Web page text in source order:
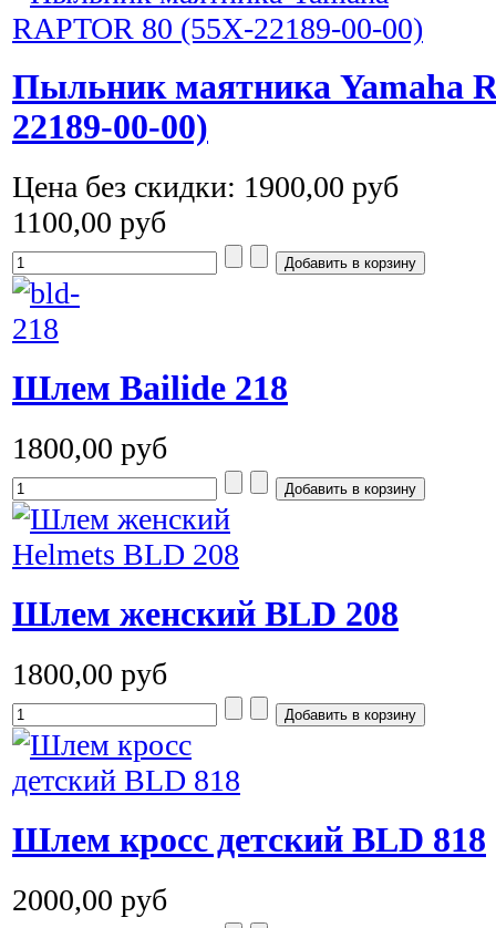
Пыльник маятника Yamaha
22189-00-00)
Цена без скидки: 1900,00 руб
1100,00 руб
Шлем Bailide 218
1800,00 руб
Шлем женский BLD 208
1800,00 руб
Шлем кросс детский BLD 818
2000,00 руб